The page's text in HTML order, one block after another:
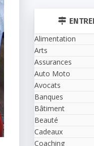
Alimentation
Arts
Assurances
Auto Moto
Avocats
Banques
Bâtiment
Beauté
Cadeaux
Coaching